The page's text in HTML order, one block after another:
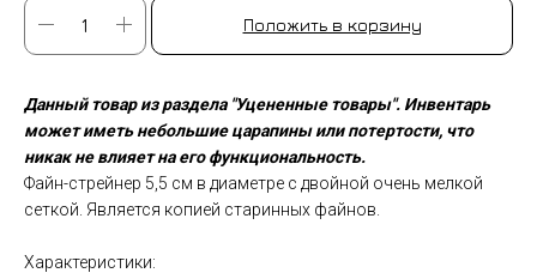
Положить в корзину
Данный товар из раздела "Уцененные товары". Инвентарь
может иметь небольшие царапины или потертости, что
никак не влияет на его функциональность.
Файн-стрейнер 5,5 см в диаметре с двойной очень мелкой
сеткой. Является копией старинных файнов.
Характеристики: